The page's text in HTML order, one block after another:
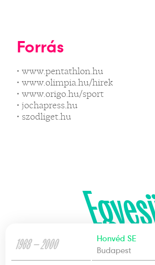
Forrás
• www.pentathlon.hu
• www.olimpia.hu/hirek
• www.origo.hu/sport
• jochapress.hu
• szodliget.hu
1968 — 2000
Honvéd SE
Budapest